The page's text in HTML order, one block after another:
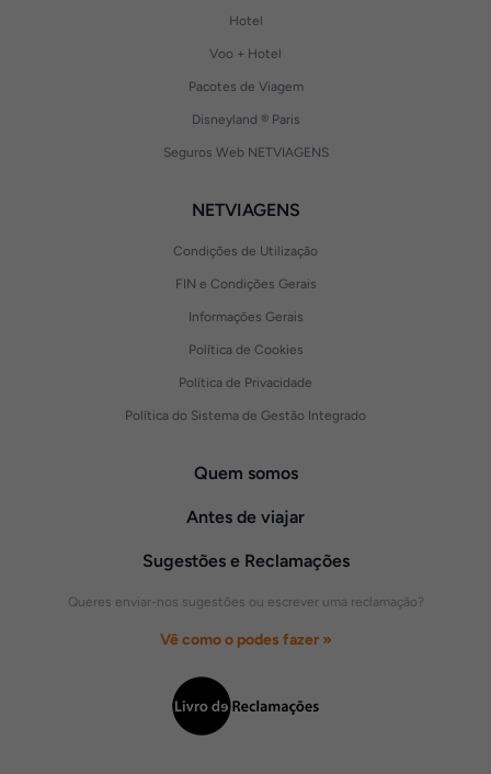
Hotel
Voo + Hotel
Pacotes de Viagem
Disneyland ® Paris
Seguros Web NETVIAGENS
NETVIAGENS
Condições de Utilização
FIN e Condições Gerais
Informações Gerais
Política de Cookies
Política de Privacidade
Política do Sistema de Gestão Integrado
Quem somos
Antes de viajar
Sugestões e Reclamações
Queres enviar-nos sugestões ou escrever uma reclamação?
Vê como o podes fazer »